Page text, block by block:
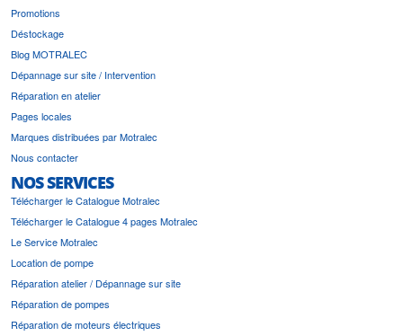
Promotions
Déstockage
Blog MOTRALEC
Dépannage sur site / Intervention
Réparation en atelier
Pages locales
Marques distribuées par Motralec
Nous contacter
NOS SERVICES
Télécharger le Catalogue Motralec
Télécharger le Catalogue 4 pages Motralec
Le Service Motralec
Location de pompe
Réparation atelier / Dépannage sur site
Réparation de pompes
Réparation de moteurs électriques